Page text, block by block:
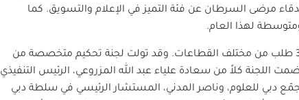
مرضى السرطان عن فئة التميز في الإعلام والتسويق. كما
لهذا العام.
وشهد الحفل في نسخته الثالثة إقبالاً كبيراً، إذ بلغ عدد طلبات الترشيح نحو 300 طلب من مختلف القطاعات. وقد تولت لجنة تحكيم متخصصة من
اللجنة كلاً من سعادة علياء عبد الله المزروعي، الرئيس التنفيذي
دبي للعلوم، وناصر المدني، المستشار الرئيسي في سلطة دبي